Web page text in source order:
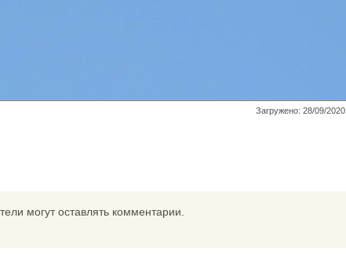
Загружено: 28/09/2020
могут оставлять комментарии.